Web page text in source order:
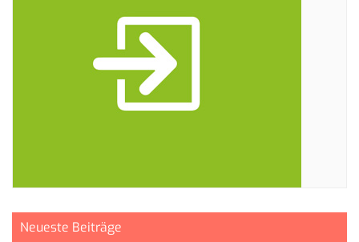
Neueste Beiträge